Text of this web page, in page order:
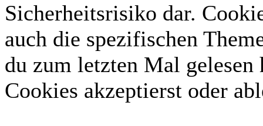
Sicherheitsrisiko dar.
auch die spezifischen
du zum letzten Mal gelesen
Cookies akzeptierst oder